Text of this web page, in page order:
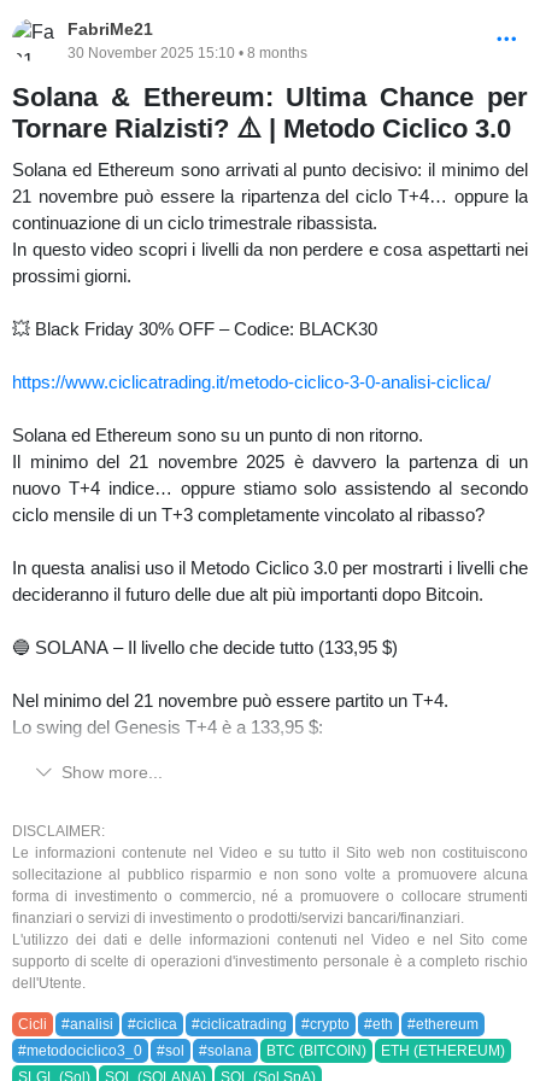
📅 Pubblicato il: 11/01/2026
consulenza finanziaria né sollecitazione all’acquisto o alla vendita.
Performance passate non garantiscono risultati futuri. Rischio di
FabriMe21
30 November 2025 15:10 • 8 months
Solana & Ethereum: Ultima Chance per
Tornare Rialzisti? ⚠️ | Metodo Ciclico 3.0
Solana ed Ethereum sono arrivati al punto decisivo: il minimo del
21 novembre può essere la ripartenza del ciclo T+4… oppure la
continuazione di un ciclo trimestrale ribassista.
In questo video scopri i livelli da non perdere e cosa aspettarti nei
prossimi giorni.
💥 Black Friday 30% OFF – Codice: BLACK30
https://www.ciclicatrading.it/metodo-ciclico-3-0-analisi-ciclica/
Solana ed Ethereum sono su un punto di non ritorno.
Il minimo del 21 novembre 2025 è davvero la partenza di un
nuovo T+4 indice… oppure stiamo solo assistendo al secondo
ciclo mensile di un T+3 completamente vincolato al ribasso?
In questa analisi uso il Metodo Ciclico 3.0 per mostrarti i livelli che
decideranno il futuro delle due alt più importanti dopo Bitcoin.
🔵 SOLANA – Il livello che decide tutto (133,95 $)
Nel minimo del 21 novembre può essere partito un T+4.
Lo swing del Genesis T+4 è a 133,95 $:
✔️ Se tiene il supporto e il prezzo supera 144,74 $ → il pattern è
⚠️ Se perde 133,95 $ → significa T+3 totalmente vincolato al
ribasso → aspettativa principale = nuovi minimi.
🔵 ETHEREUM – Ultima possibilità (2.977,21 $)
Anche ETH può aver lanciato un T+4 il 21 novembre.
Il livello chiave è 2.977,21 $:
✔️ Se reagisce con forza sopra quel livello → probabile conferma
del T+4.
Show more...
DISCLAIMER:
Le informazioni contenute nel Video e su tutto il Sito web non costituiscono
sollecitazione al pubblico risparmio e non sono volte a promuovere alcuna
forma di investimento o commercio, né a promuovere o collocare strumenti
finanziari o servizi di investimento o prodotti/servizi bancari/finanziari.
L'utilizzo dei dati e delle informazioni contenuti nel Video e nel Sito come
supporto di scelte di operazioni d'investimento personale è a completo rischio
dell'Utente.
Cicli #analisi #ciclica #ciclicatrading #crypto #eth
#ethereum
#metodociclico3_0
#sol #solana BTC (BITCOIN)
ETH (ETHEREUM)
SLGL (Sol)
SOL (SOLANA) SOL (Sol SpA)